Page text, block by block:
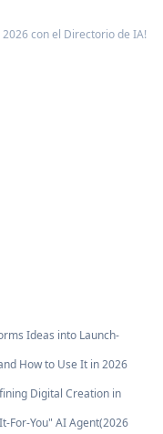
con el Directorio de IA!
Ideas into Launch-
How to Use It in 2026
Digital Creation in
AI Agent(2026